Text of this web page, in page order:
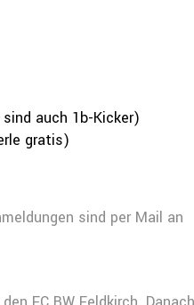
auch 1b-Kicker)
gratis)
sind per Mail an